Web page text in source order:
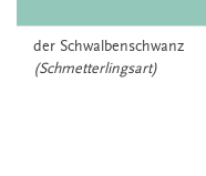
der Schwalbenschwanz
(Schmetterlingsart)